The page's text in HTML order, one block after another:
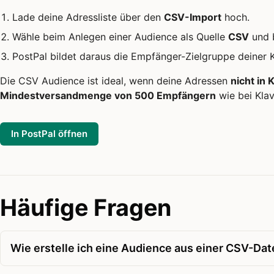
Lade deine Adressliste über den CSV-Import hoch.
Wähle beim Anlegen einer Audience als Quelle CSV und
PostPal bildet daraus die Empfänger-Zielgruppe deiner
Die CSV Audience ist ideal, wenn deine Adressen nicht in
Mindestversandmenge von 500 Empfängern wie bei
In PostPal öffnen
Häufige Fragen
Wie erstelle ich eine Audience aus einer CSV-